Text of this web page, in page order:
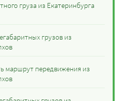
груза из Екатеринбурга
грузов из
маршрут передвижения из